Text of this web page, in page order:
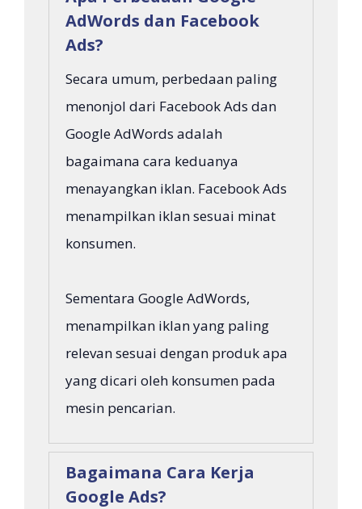
AdWords dan Facebook
Ads?
Secara umum, perbedaan paling
menonjol dari Facebook Ads dan
Google AdWords adalah
bagaimana cara keduanya
menayangkan iklan. Facebook Ads
menampilkan iklan sesuai minat
konsumen.
Sementara Google AdWords,
menampilkan iklan yang paling
relevan sesuai dengan produk apa
yang dicari oleh konsumen pada
mesin pencarian.
Bagaimana Cara Kerja
Google Ads?